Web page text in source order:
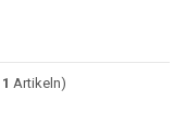
1 Artikeln)